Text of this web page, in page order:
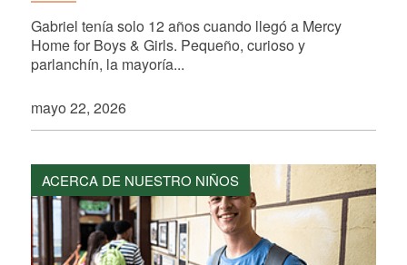
Gabriel tenía solo 12 años cuando llegó a Mercy
Home for Boys & Girls. Pequeño, curioso y
parlanchín, la mayoría...
mayo 22, 2026
ACERCA DE NUESTRO NIÑOS